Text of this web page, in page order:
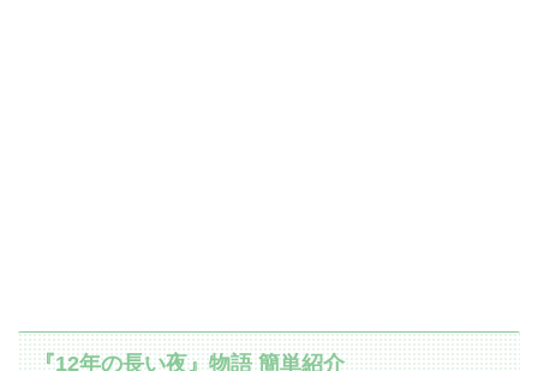
『12年の長い夜』物語 簡単紹介